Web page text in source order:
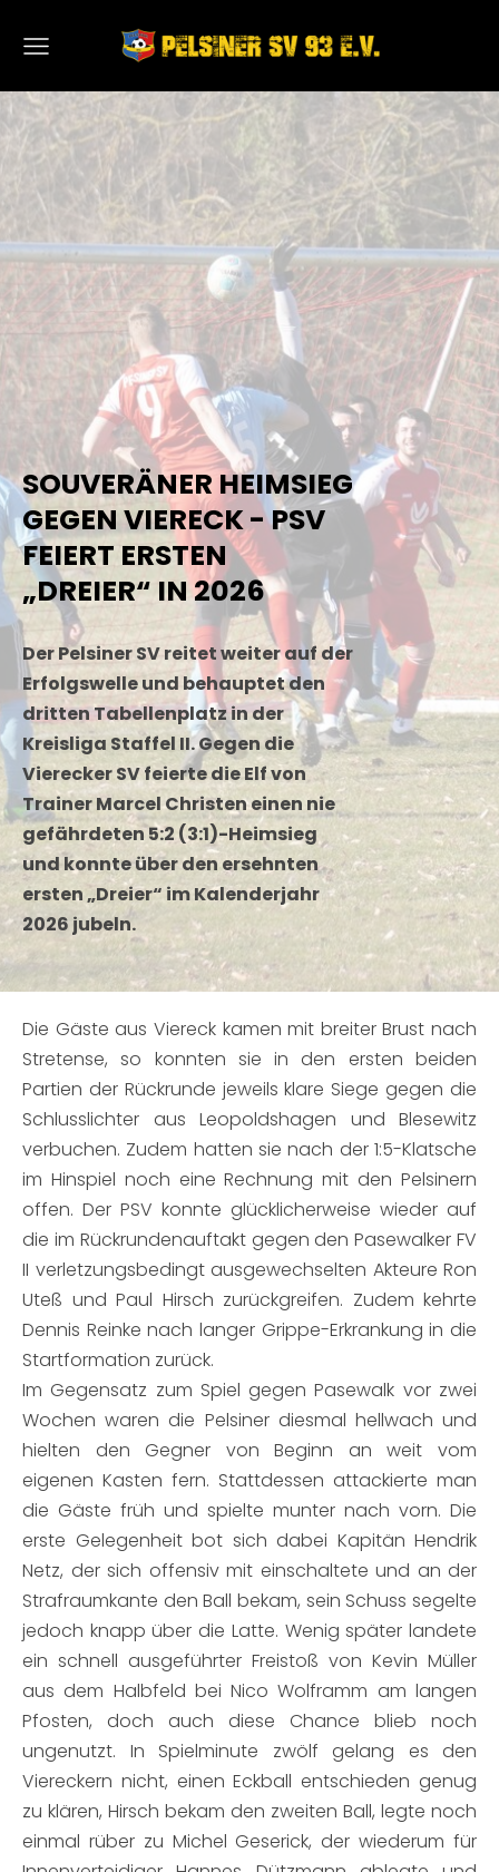
SOUVERÄNER HEIMSIEG
GEGEN VIERECK - PSV
FEIERT ERSTEN
„DREIER“ IN 2026
Der Pelsiner SV reitet weiter auf der
Erfolgswelle und behauptet den
dritten Tabellenplatz in der
Kreisliga Staffel II. Gegen die
Vierecker SV feierte die Elf von
Trainer Marcel Christen einen nie
gefährdeten 5:2 (3:1)-Heimsieg
und konnte über den ersehnten
ersten „Dreier“ im Kalenderjahr
2026 jubeln.
Die Gäste aus Viereck kamen mit breiter Brust nach
Stretense, so konnten sie in den ersten beiden
Partien der Rückrunde jeweils klare Siege gegen die
Schlusslichter aus Leopoldshagen und Blesewitz
verbuchen. Zudem hatten sie nach der 1:5-Klatsche
im Hinspiel noch eine Rechnung mit den Pelsinern
offen. Der PSV konnte glücklicherweise wieder auf
die im Rückrundenauftakt gegen den Pasewalker FV
II verletzungsbedingt ausgewechselten Akteure Ron
Uteß und Paul Hirsch zurückgreifen. Zudem kehrte
Dennis Reinke nach langer Grippe-Erkrankung in die
Startformation zurück.
Im Gegensatz zum Spiel gegen Pasewalk vor zwei
Wochen waren die Pelsiner diesmal hellwach und
hielten den Gegner von Beginn an weit vom
eigenen Kasten fern. Stattdessen attackierte man
die Gäste früh und spielte munter nach vorn. Die
erste Gelegenheit bot sich dabei Kapitän Hendrik
Netz, der sich offensiv mit einschaltete und an der
Strafraumkante den Ball bekam, sein Schuss segelte
jedoch knapp über die Latte. Wenig später landete
ein schnell ausgeführter Freistoß von Kevin Müller
aus dem Halbfeld bei Nico Wolframm am langen
Pfosten, doch auch diese Chance blieb noch
ungenutzt. In Spielminute zwölf gelang es den
Viereckern nicht, einen Eckball entschieden genug
zu klären, Hirsch bekam den zweiten Ball, legte noch
einmal rüber zu Michel Geserick, der wiederum für